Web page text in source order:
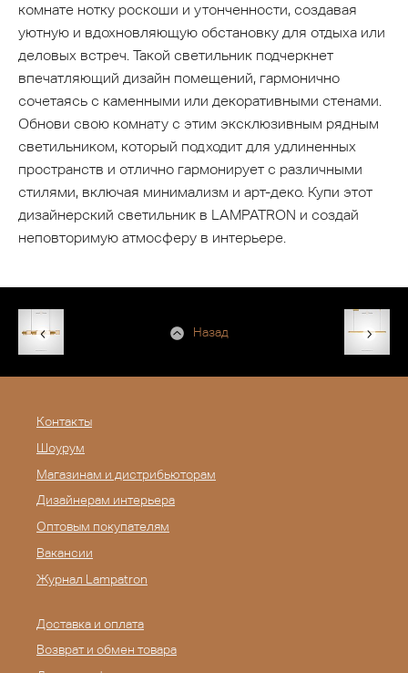
комнате нотку роскоши и утонченности, создавая
уютную и вдохновляющую обстановку для отдыха или
деловых встреч. Такой светильник подчеркнет
впечатляющий дизайн помещений, гармонично
сочетаясь с каменными или декоративными стенами.
Обнови свою комнату с этим эксклюзивным рядным
светильником, который подходит для удлиненных
пространств и отлично гармонирует с различными
стилями, включая минимализм и арт-деко. Купи этот
дизайнерский светильник в LAMPATRON и создай
неповторимую атмосферу в интерьере.
Назад
Контакты
Шоурум
Магазинам и дистрибьюторам
Дизайнерам интерьера
Оптовым покупателям
Вакансии
Журнал Lampatron
Доставка и оплата
Возврат и обмен товара